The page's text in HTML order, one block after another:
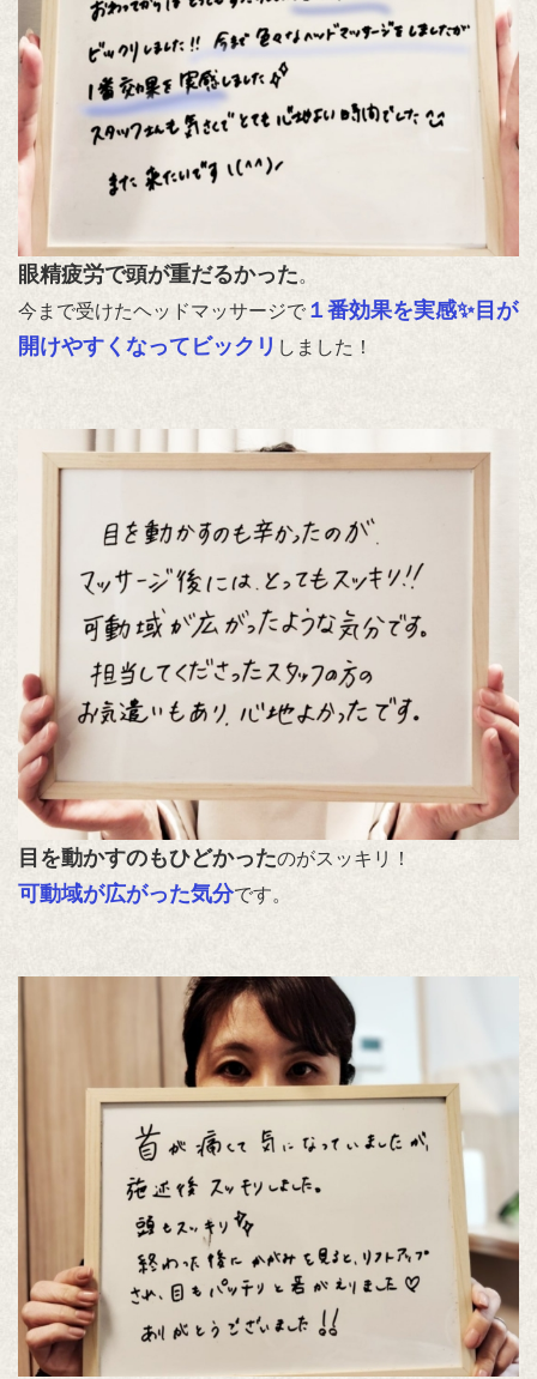
眼精疲労で頭が重だるかった。
今まで受けたヘッドマッサージで １番効果を実感✨目が
開けやすくなってビックリ しました！
目を動かすのもひどかったのがスッキリ！
可動域が広がった気分です。